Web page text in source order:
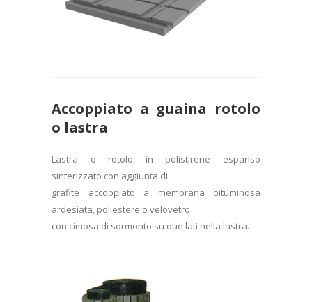
Accoppiato a guaina rotolo
o lastra
Lastra o rotolo in polistirene espanso
sinterizzato con aggiunta di
grafite accoppiato a membrana bituminosa
ardesiata, poliestere o velovetro
con cimosa di sormonto su due lati nella lastra.